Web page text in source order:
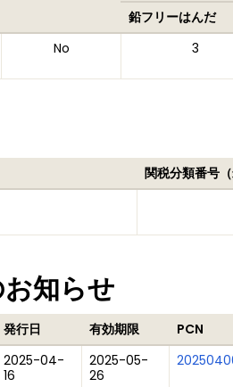
鉛フリーはんだ
No 3
関税分類番号
知らせ
発行日 有効期限 PCN
2025-04-
16
2025-05-
26